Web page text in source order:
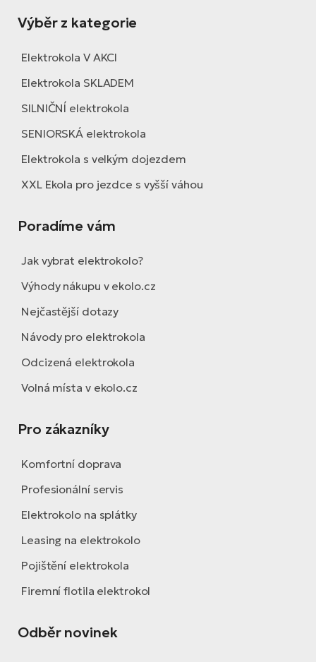
Výběr z kategorie
Elektrokola V AKCI
Elektrokola SKLADEM
SILNIČNÍ elektrokola
SENIORSKÁ elektrokola
Elektrokola s velkým dojezdem
XXL Ekola pro jezdce s vyšší váhou
Poradíme vám
Jak vybrat elektrokolo?
Výhody nákupu v ekolo.cz
Nejčastější dotazy
Návody pro elektrokola
Odcizená elektrokola
Volná místa v ekolo.cz
Pro zákazníky
Komfortní doprava
Profesionální servis
Elektrokolo na splátky
Leasing na elektrokolo
Pojištění elektrokola
Firemní flotila elektrokol
Odběr novinek